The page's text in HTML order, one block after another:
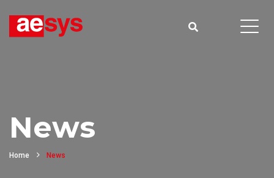
News
Home News